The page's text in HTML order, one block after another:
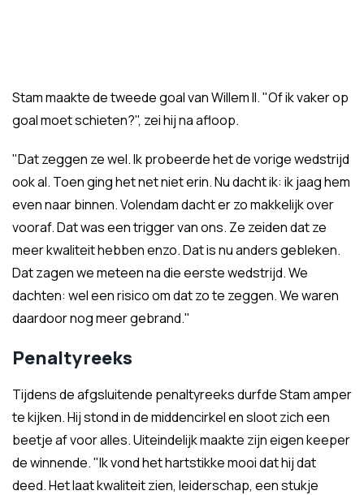
Stam maakte de tweede goal van Willem II. "Of ik vaker op
goal moet schieten?", zei hij na afloop.
"Dat zeggen ze wel. Ik probeerde het de vorige wedstrijd
ook al. Toen ging het net niet erin. Nu dacht ik: ik jaag hem
even naar binnen. Volendam dacht er zo makkelijk over
vooraf. Dat was een trigger van ons. Ze zeiden dat ze
meer kwaliteit hebben enzo. Dat is nu anders gebleken.
Dat zagen we meteen na die eerste wedstrijd. We
dachten: wel een risico om dat zo te zeggen. We waren
daardoor nog meer gebrand."
Penaltyreeks
Tijdens de afgsluitende penaltyreeks durfde Stam amper
te kijken. Hij stond in de middencirkel en sloot zich een
beetje af voor alles. Uiteindelijk maakte zijn eigen keeper
de winnende. "Ik vond het hartstikke mooi dat hij dat
deed. Het laat kwaliteit zien, leiderschap, een stukje